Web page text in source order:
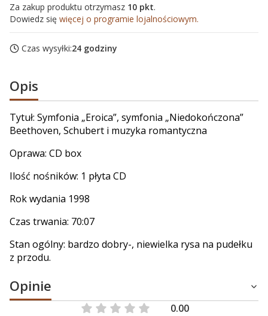
Za zakup produktu otrzymasz 10 pkt.
Dowiedz się więcej o programie lojalnościowym.
Czas wysyłki:24 godziny
Opis
Tytuł: Symfonia „Eroica”, symfonia „Niedokończona”
Beethoven, Schubert i muzyka romantyczna
Oprawa: CD box
Ilość nośników: 1 płyta CD
Rok wydania 1998
Czas trwania: 70:07
Stan ogólny: bardzo dobry-, niewielka rysa na pudełku
z przodu.
Opinie
0.00